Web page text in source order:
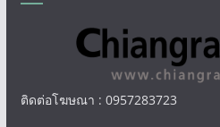
ติดต่อโฆษณา : 0957283723